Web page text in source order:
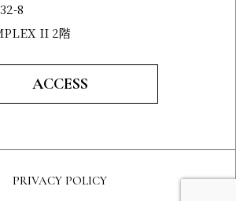
8
II 2階
ACCESS
PRIVACY POLICY